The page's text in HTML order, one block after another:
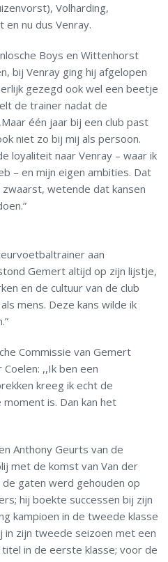
Volharding,
nu dus Venray.
Boys en Wittenhorst
bij Venray ging hij afgelopen
gezegd ook wel een beetje
de trainer nadat de
één jaar bij een club past
niet zo bij mij als persoon.
loyaliteit naar Venray – waar ik
– en mijn eigen ambities. Dat
wetende dat kansen
aan
Gemert altijd op zijn lijstje,
en de cultuur van de club
mens. Deze kans wilde ik
Commissie van Gemert
,,Ik ben een
kreeg ik echt de
is. Dan kan het
Anthony Geurts van de
met de komst van Van der
de gaten werd gehouden op
hij boekte successen bij zijn
kampioen in de tweede klasse
zijn tweede seizoen met een
in de eerste klasse; voor de